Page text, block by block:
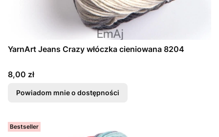
YarnArt Jeans Crazy włóczka cieniowana 8204
Cena
8,00 zł
Powiadom mnie o dostępności
Bestseller